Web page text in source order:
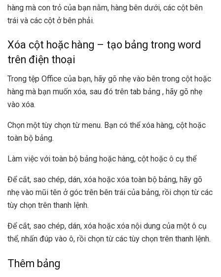
hàng mà con trỏ của bạn nằm, hàng bên dưới, các cột bên
trái và các cột ở bên phải.
Xóa cột hoặc hàng – tạo bảng trong word
trên điện thoại
Trong tệp Office của bạn, hãy gõ nhẹ vào bên trong cột hoặc
hàng mà bạn muốn xóa, sau đó trên tab bảng , hãy gõ nhẹ
vào xóa.
Chọn một tùy chọn từ menu. Bạn có thể xóa hàng, cột hoặc
toàn bộ bảng.
Làm việc với toàn bộ bảng hoặc hàng, cột hoặc ô cụ thể
Để cắt, sao chép, dán, xóa hoặc xóa toàn bộ bảng, hãy gõ
nhẹ vào mũi tên ở góc trên bên trái của bảng, rồi chọn từ các
tùy chọn trên thanh lệnh.
Để cắt, sao chép, dán, xóa hoặc xóa nội dung của một ô cụ
thể, nhấn đúp vào ô, rồi chọn từ các tùy chọn trên thanh lệnh.
Thêm bảng